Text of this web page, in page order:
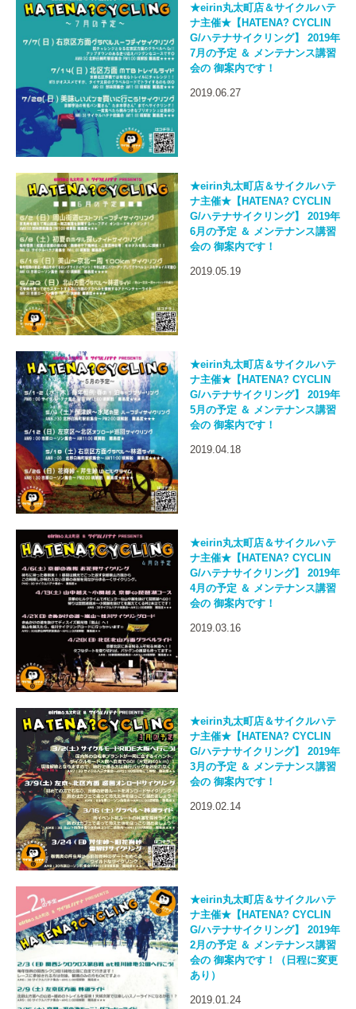
★eirin丸太町店＆サイクルハテ
ナ主催★【HATENA? CYCLIN
G/ハテナサイクリング】 2019年
7月の予定 ＆ メンテナンス講習
会の 御案内です！
2019.06.27
★eirin丸太町店＆サイクルハテ
ナ主催★【HATENA? CYCLIN
G/ハテナサイクリング】 2019年
6月の予定 ＆ メンテナンス講習
会の 御案内です！
2019.05.19
★eirin丸太町店＆サイクルハテ
ナ主催★【HATENA? CYCLIN
G/ハテナサイクリング】 2019年
5月の予定 ＆ メンテナンス講習
会の 御案内です！
2019.04.18
★eirin丸太町店＆サイクルハテ
ナ主催★【HATENA? CYCLIN
G/ハテナサイクリング】 2019年
4月の予定 ＆ メンテナンス講習
会の 御案内です！
2019.03.16
★eirin丸太町店＆サイクルハテ
ナ主催★【HATENA? CYCLIN
G/ハテナサイクリング】 2019年
3月の予定 ＆ メンテナンス講習
会の 御案内です！
2019.02.14
★eirin丸太町店＆サイクルハテ
ナ主催★【HATENA? CYCLIN
G/ハテナサイクリング】 2019年
2月の予定 ＆ メンテナンス講習
会の 御案内です！（日程に変更
あり）
2019.01.24